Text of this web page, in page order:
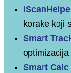
korake koji
Smart
optimizacija
Smart Calc